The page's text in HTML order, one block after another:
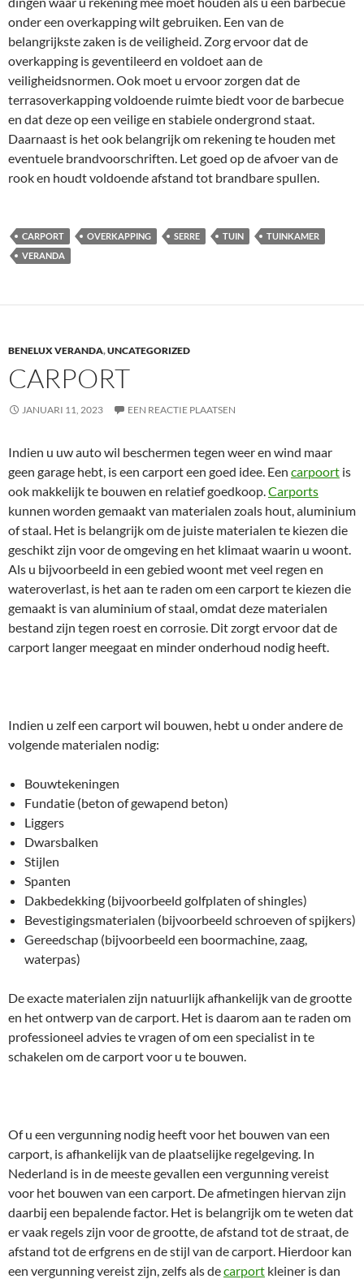
onder een overkapping wilt gebruiken. Een van de
belangrijkste zaken is de veiligheid. Zorg ervoor dat de
overkapping is geventileerd en voldoet aan de
veiligheidsnormen. Ook moet u ervoor zorgen dat de
terrasoverkapping voldoende ruimte biedt voor de barbecue
en dat deze op een veilige en stabiele ondergrond staat.
Daarnaast is het ook belangrijk om rekening te houden met
eventuele brandvoorschriften. Let goed op de afvoer van de
rook en houdt voldoende afstand tot brandbare spullen.
CARPORT OVERKAPPING SERRE TUIN
TUINKAMER
VERANDA
BENELUX VERANDA,UNCATEGORIZED
CARPORT
JANUARI 11, 2023 EEN REACTIE PLAATSEN
Indien u uw auto wil beschermen tegen weer en wind maar
geen garage hebt, is een carport een goed idee. Een carpoort is
ook makkelijk te bouwen en relatief goedkoop.Carports
kunnen worden gemaakt van materialen zoals hout, aluminium
of staal. Het is belangrijk om de juiste materialen te kiezen die
geschikt zijn voor de omgeving en het klimaat waarin u woont.
Als u bijvoorbeeld in een gebied woont met veel regen en
wateroverlast, is het aan te raden om een carport te kiezen die
gemaakt is van aluminium of staal, omdat deze materialen
bestand zijn tegen roest en corrosie. Dit zorgt ervoor dat de
carport langer meegaat en minder onderhoud nodig heeft.
Indien u zelf een carport wil bouwen, hebt u onder andere de
volgende materialen nodig:
Bouwtekeningen
Fundatie (beton of gewapend beton)
Liggers
Dwarsbalken
Stijlen
Spanten
Dakbedekking (bijvoorbeeld golfplaten of shingles)
Bevestigingsmaterialen (bijvoorbeeld schroeven of spijkers)
Gereedschap (bijvoorbeeld een boormachine, zaag,
waterpas)
De exacte materialen zijn natuurlijk afhankelijk van de grootte
en het ontwerp van de carport. Het is daarom aan te raden om
professioneel advies te vragen of om een specialist in te
schakelen om de carport voor u te bouwen.
Of u een vergunning nodig heeft voor het bouwen van een
carport, is afhankelijk van de plaatselijke regelgeving. In
Nederland is in de meeste gevallen een vergunning vereist
voor het bouwen van een carport. De afmetingen hiervan zijn
daarbij een bepalende factor. Het is belangrijk om te weten dat
er vaak regels zijn voor de grootte, de afstand tot de straat, de
afstand tot de erfgrens en de stijl van de carport. Hierdoor kan
een vergunning vereist zijn, zelfs als decarport kleiner is dan